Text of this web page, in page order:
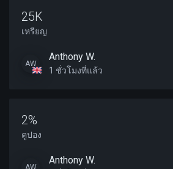
25K
เหรียญ
AW
Anthony W.
1 ชั่วโมงที่แล้ว
2%
คูปอง
AW
Anthony W.